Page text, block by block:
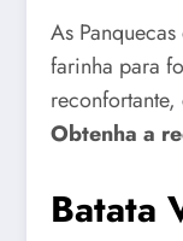
As
farinha para
Obtenha a
Batata